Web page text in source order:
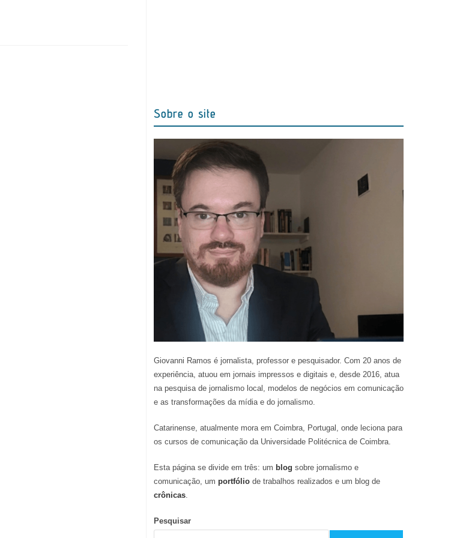
Sobre o site
Giovanni Ramos é jornalista, professor e pesquisador. Com 20 anos de
experiência, atuou em jornais impressos e digitais e, desde 2016, atua
na pesquisa de jornalismo local, modelos de negócios em comunicação
e as transformações da mídia e do jornalismo.
Catarinense, atualmente mora em Coimbra, Portugal, onde leciona para
os cursos de comunicação da Universidade Politécnica de Coimbra.
Esta página se divide em três: um blog sobre jornalismo e
comunicação, um portfóliode trabalhos realizados e um blog de
crônicas.
Pesquisar